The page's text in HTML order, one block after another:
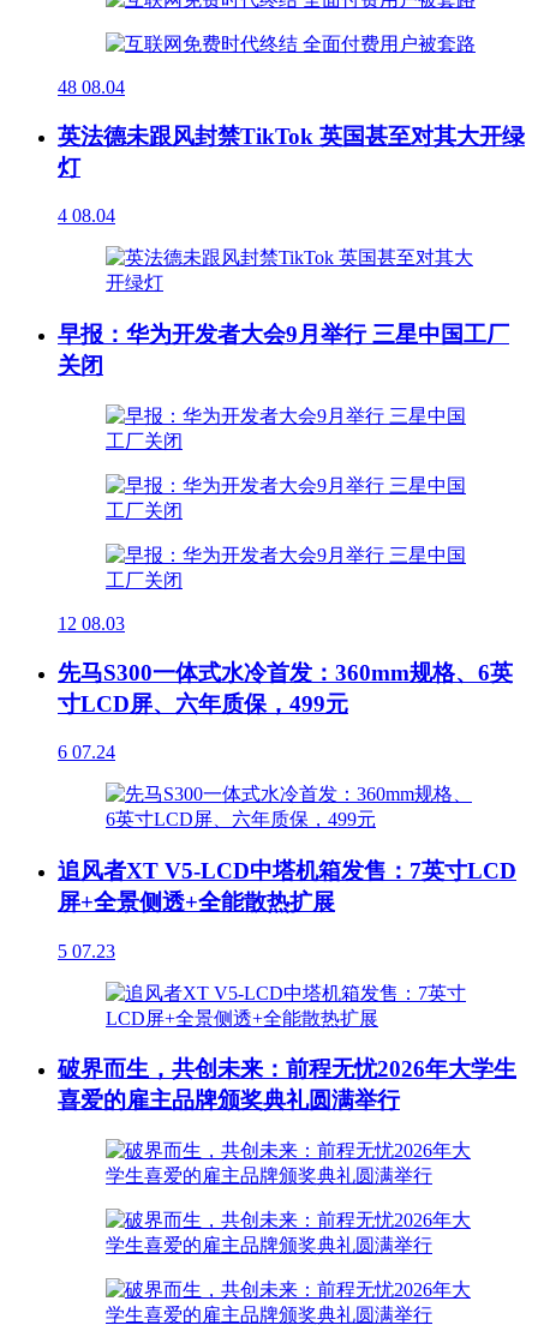
48 08.04
英法德未跟风封禁TikTok 英国甚至对其大开绿
灯
4 08.04
早报：华为开发者大会9月举行 三星中国工厂
关闭
12 08.03
先马S300一体式水冷首发：360mm规格、6英
寸LCD屏、六年质保，499元
6 07.24
追风者XT V5-LCD中塔机箱发售：7英寸LCD
屏+全景侧透+全能散热扩展
5 07.23
破界而生，共创未来：前程无忧2026年大学生
喜爱的雇主品牌颁奖典礼圆满举行